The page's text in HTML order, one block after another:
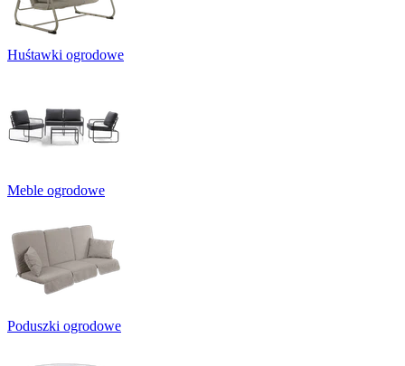
Huśtawki ogrodowe
Meble ogrodowe
Poduszki ogrodowe